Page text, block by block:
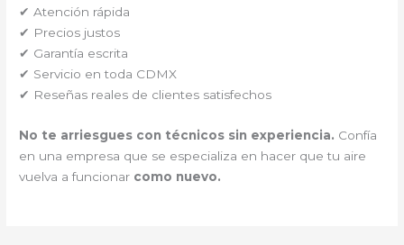
✔ Atención rápida
✔ Precios justos
✔ Garantía escrita
✔ Servicio en toda CDMX
✔ Reseñas reales de clientes satisfechos
No te arriesgues con técnicos sin experiencia. Confía
en una empresa que se especializa en hacer que tu aire
vuelva a funcionar como nuevo.